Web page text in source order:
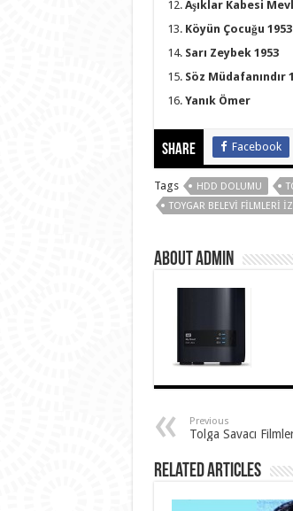
Aşıklar Kabesi
Köyün Çocuğu 1953
Sarı Zeybek 1953
Söz Müdafanındır
Yanık Ömer
Share Facebook
Tags HDD DOLUMU
TOYGAR BELEVI FILMLERI
About Admin
Previous
Tolga Savacı
Related Articles